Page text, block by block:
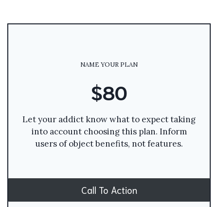
NAME YOUR PLAN
$80
Let your addict know what to expect taking
into account choosing this plan. Inform
users of object benefits, not features.
Call To Action